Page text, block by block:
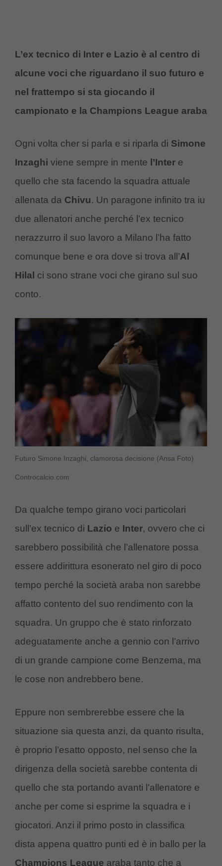
L’ex tecnico di Inter e Lazio è al centro di
alcune voci che riguardano il suo futuro e
nel frattempo si sta giocando il
campionato e la Champions League araba
Ogni volta cher si parla e si riparla di Simone
Inzaghi viene sempre in mente l’Inter e
quello che sta facendo la squadra attuale
allenata da Chivu. Un paragone infinito tra iu
due allenatori anche perché l’ex tecnico
nerazzurro il suo lavoro a Milano l’ha fatto
comunque bene e ora dove si trova all’Al
Hilal ci sono strane voci che girano sul suo
conto.
Futuro Simone Inzaghi, clamorosa decisione (Ansa Foto)
Controcalcio.com
Da qualche tempo girano voci particolari
sull’ex tecnico di Lazio e Inter, ovvero che ci
sarebbero possibilità che l’allenatore possa
essere addirittura esonerato nel giro di poco
tempo perché la società araba non sarebbe
affatto contento del suo rendimento con la
squadra. Un gruppo che è stato rinforzato
adeguatamente anche a gennio con l’arrivo
di un grande campione come Benzema, ma
le cose non andrebbero bene.
Eppure non sembrerebbe essere che la
situazione sia questa anzi, da quanto risulta,
è proprio l’esatto opposto, nel senso che la
dirigenza della società sarebbe contenta di
quello che sta portando avanti l’allenatore e
anche per come si esprime la squadra e i
giocatori. Anzi il primo posto in classifica
dista appena quattro punti ed è in ballo per la
Champions League araba tanto che a